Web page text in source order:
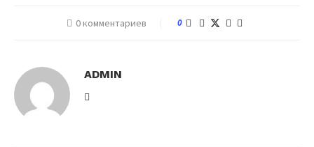
0 комментариев 0
ADMIN